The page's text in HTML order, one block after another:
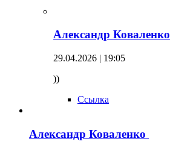
Александр Коваленко
29.04.2026 | 19:05
))
Ссылка
Александр Коваленко